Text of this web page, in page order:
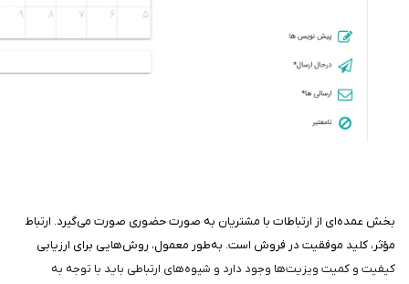
بخش عمده‌ای از ارتباطات با مشتریان به صورت حضوری صورت می‌گیرد. ارتباط
مؤثر، کلید موفقیت در فروش است. به‌طور معمول، روش‌هایی برای ارزیابی
کیفیت و کمیت ویزیت‌ها وجود دارد و شیوه‌های ارتباطی باید با توجه به